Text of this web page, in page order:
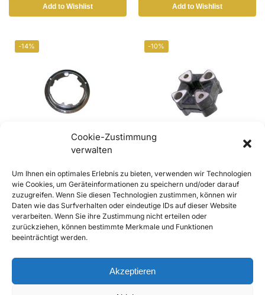
Cookie-Zustimmung
verwalten
Um Ihnen ein optimales Erlebnis zu bieten, verwenden wir Technologien
wie Cookies, um Geräteinformationen zu speichern und/oder darauf
zuzugreifen. Wenn Sie diesen Technologien zustimmen, können wir
Daten wie das Surfverhalten oder eindeutige IDs auf dieser Website
verarbeiten. Wenn Sie ihre Zustimmung nicht erteilen oder
zurückziehen, können bestimmte Merkmale und Funktionen
beeinträchtigt werden.
Akzeptieren
Add to Wishlist Add to Wishlist
-14%
(70-71) Hupenknopf
Montagering
€79,90 €69,00 inkl. Mwst
Enthält 20% Mwst
zzgl.Versand
Lieferzeit: Sofort lieferbar
Add to Compare
-10%
Hardyscheibe 69534720101
€89,90 – €349,00 inkl. Mwst
Enthält 20% Mwst
zzgl.Versand
Ausführung wählen